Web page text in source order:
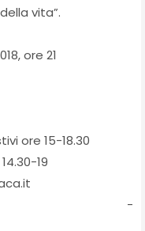
vita”.
ore 21
ore 15-18.30
19
-